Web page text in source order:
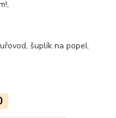
šuplík na popel.